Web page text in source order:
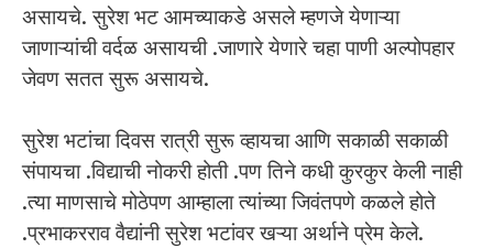
असायचे. सुरेश भट आमच्याकडे असले म्हणजे येणाऱ्या
जाणाऱ्यांची वर्दळ असायची .जाणारे येणारे चहा पाणी अल्पोपहार
जेवण सतत सुरू असायचे.
सुरेश भटांचा दिवस रात्री सुरू व्हायचा आणि सकाळी सकाळी
संपायचा .विद्याची नोकरी होती .पण तिने कधी कुरकुर केली नाही
.त्या माणसाचे मोठेपण आम्हाला त्यांच्या जिवंतपणे कळले होते
.प्रभाकरराव वैद्यांनी सुरेश भटांवर खऱ्या अर्थाने प्रेम केले.